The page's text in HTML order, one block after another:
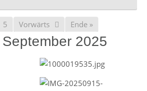
5 Vorwärts Ende »
2025